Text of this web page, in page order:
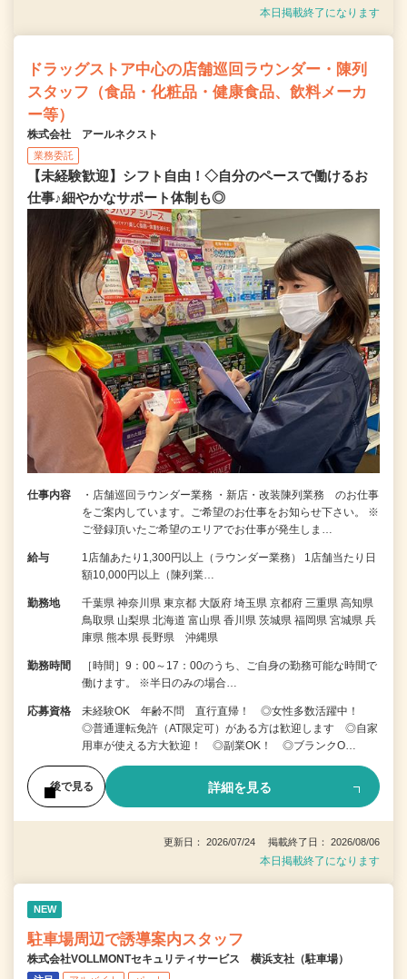
本日掲載終了になります
ドラッグストア中心の店舗巡回ラウンダー・陳列
スタッフ（食品・化粧品・健康食品、飲料メーカ
ー等）
株式会社 アールネクスト
業務委託
【未経験歓迎】シフト自由！◇自分のペースで働けるお
仕事♪細やかなサポート体制も◎
仕事内容
・店舗巡回ラウンダー業務 ・新店・改装陳列業務 のお仕事
をご案内しています。ご希望のお仕事をお知らせ下さい。 ※
ご登録頂いたご希望のエリアでお仕事が発生しま…
給与
1店舗あたり1,300円以上（ラウンダー業務） 1店舗当たり日
額10,000円以上（陳列業…
勤務地
千葉県 神奈川県 東京都 大阪府 埼玉県 京都府 三重県 高知県
鳥取県 山梨県 北海道 富山県 香川県 茨城県 福岡県 宮城県 兵
庫県 熊本県 長野県 沖縄県
勤務時間
［時間］9：00～17：00のうち、ご自身の勤務可能な時間で
働けます。 ※半日のみの場合…
応募資格
未経験OK 年齢不問 直行直帰！ ◎女性多数活躍中！
◎普通運転免許（AT限定可）がある方は歓迎します ◎自家
用車が使える方大歓迎！ ◎副業OK！ ◎ブランクO…
後で見る 詳細を見る
更新日： 2026/07/24 掲載終了日： 2026/08/06
本日掲載終了になります
NEW
駐車場周辺で誘導案内スタッフ
株式会社VOLLMONTセキュリティサービス 横浜支社（駐車場）